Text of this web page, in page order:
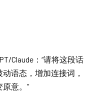
Claude：“请将这段话
语态，增加连接词，
意。”